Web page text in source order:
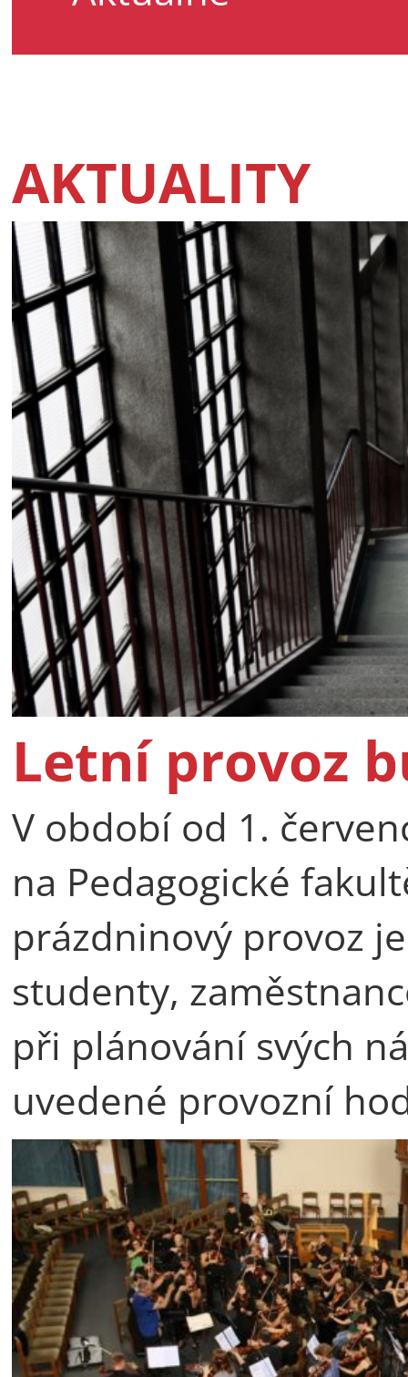
AKTUALITY
Letní provoz
V období od 1.
na Pedagogické
prázdninový provoz
studenty,
při plánování svých
uvedené provozní